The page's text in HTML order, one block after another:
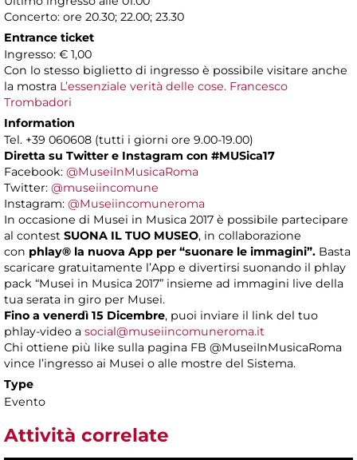
Concerto: ore 20.30; 22.00; 23.30
Entrance ticket
Ingresso: € 1,00
Con lo stesso biglietto di ingresso è possibile visitare anche
la mostra L’essenziale verità delle cose. Francesco
Trombadori
Information
Tel. +39 060608 (tutti i giorni ore 9.00-19.00)
Diretta su Twitter e Instagram con #MUSica17
Facebook: @MuseiInMusicaRoma
Twitter: @museiincomune
Instagram: @Museiincomuneroma
In occasione di Musei in Musica 2017 è possibile partecipare
al contest SUONA IL TUO MUSEO, in collaborazione
con phlay® la nuova App per “suonare le immagini”. Basta
scaricare gratuitamente l’App e divertirsi suonando il phlay
pack “Musei in Musica 2017” insieme ad immagini live della
tua serata in giro per Musei.
Fino a venerdì 15 Dicembre, puoi inviare il link del tuo
phlay-video a social@museiincomuneroma.it
Chi ottiene più like sulla pagina FB @MuseiInMusicaRoma
vince l’ingresso ai Musei o alle mostre del Sistema.
Type
Evento
Attività correlate